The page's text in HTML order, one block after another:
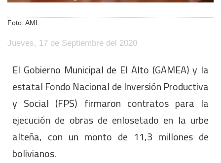
Foto: AMI.
Jueves, 17 de Septiembre del 2020
El Gobierno Municipal de El Alto (GAMEA) y la
estatal Fondo Nacional de Inversión Productiva
y Social (FPS) firmaron contratos para la
ejecución de obras de enlosetado en la urbe
alteña, con un monto de 11,3 millones de
bolivianos.